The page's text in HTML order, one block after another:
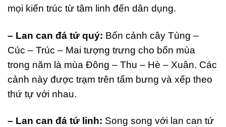
mọi kiến trúc từ tâm linh đến dân dụng.
– Lan can đá tứ quý: Bốn cảnh cây Tùng –
Cúc – Trúc – Mai tượng trưng cho bốn mùa
trong năm là mùa Đông – Thu – Hè – Xuân. Các
cảnh này được trạm trên tấm bưng và xếp theo
thứ tự với nhau.
– Lan can đá tứ linh: Song song với lan can tứ